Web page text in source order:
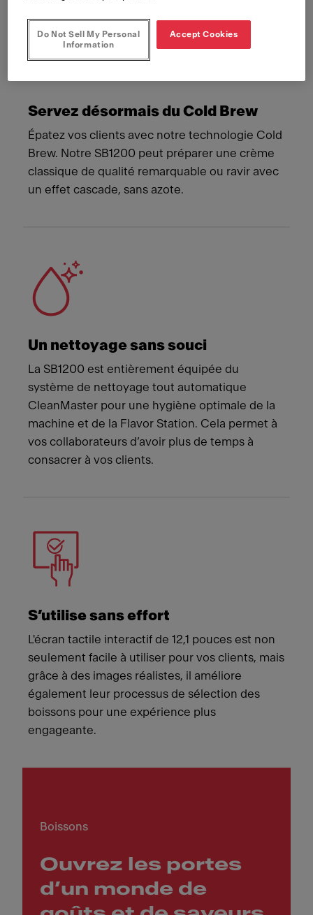
Servez désormais du Cold Brew
Épatez vos clients avec notre technologie Cold
Brew. Notre SB1200 peut préparer une crème
classique de qualité remarquable ou ravir avec
un effet cascade, sans azote.
Un nettoyage sans souci
La SB1200 est entièrement équipée du
système de nettoyage tout automatique
CleanMaster pour une hygiène optimale de la
machine et de la Flavor Station. Cela permet à
vos collaborateurs d’avoir plus de temps à
consacrer à vos clients.
S’utilise sans effort
L'écran tactile interactif de 12,1 pouces est non
seulement facile à utiliser pour vos clients, mais
grâce à des images réalistes, il améliore
également leur processus de sélection des
boissons pour une expérience plus
engageante.
Boissons
Ouvrez les portes
d’un monde de
Do Not Sell My Personal
Information
Accept Cookies